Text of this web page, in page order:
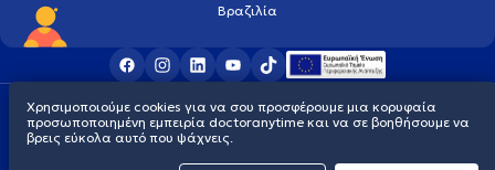
Βραζιλία
Οροι χρήσηςCookiesΠολιτική προστασίας προσωπικού απορρήτου
© 2026 doctoranytime
Χρησιμοποιούμε cookies για να σου προσφέρουμε μια κορυφαία
προσωποποιημένη εμπειρία doctoranytime και να σε βοηθήσουμε να
βρεις εύκολα αυτό που ψάχνεις.